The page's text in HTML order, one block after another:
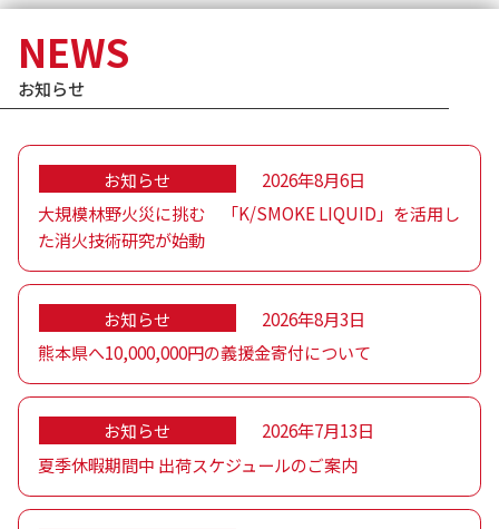
NEWS
お知らせ
お知らせ
2026年8月6日
大規模林野火災に挑む 「K/SMOKE LIQUID」を活用し
た消火技術研究が始動
お知らせ
2026年8月3日
熊本県へ10,000,000円の義援金寄付について
お知らせ
2026年7月13日
夏季休暇期間中 出荷スケジュールのご案内